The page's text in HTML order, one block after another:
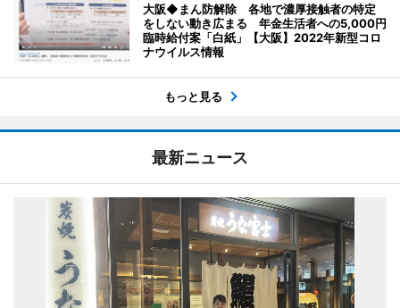
大阪◆まん防解除 各地で濃厚接触者の特定
をしない動き広まる 年金生活者への5,000円
臨時給付案「白紙」【大阪】2022年新型コロ
ナウイルス情報
もっと見る
最新ニュース